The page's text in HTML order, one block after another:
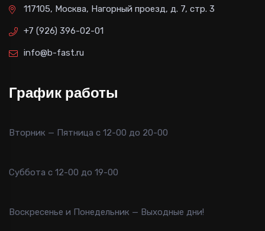
117105, Москва, Нагорный проезд, д. 7, стр. 3
+7 (926) 396-02-01
info@b-fast.ru
График работы
Вторник — Пятница с 12-00 до 20-00
Суббота с 12-00 до 19-00
Воскресенье и Понедельник — Выходные дни!